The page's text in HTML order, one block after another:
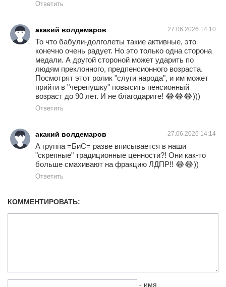
Ответить
акакий волдемаров 27.06.2026 14:10
То что бабули-долголеты такие активные, это
конечно очень радует. Но это только одна сторона
медали. А другой стороной может ударить по
людям преклонного, предпенсионного возраста.
Посмотрят этот ролик "слуги народа", и им может
прийти в "черепушку" повысить пенсионный
возраст до 90 лет. И не благодарите! 😂😂😂)))
Ответить
акакий волдемаров 27.06.2026 14:14
А группа =БиС= разве вписывается в наши
"скрепные" традиционные ценности?! Они как-то
больше смахивают на фракцию ЛДПР!! 😂😂))
Ответить
КОММЕНТИРОВАТЬ:
- имя